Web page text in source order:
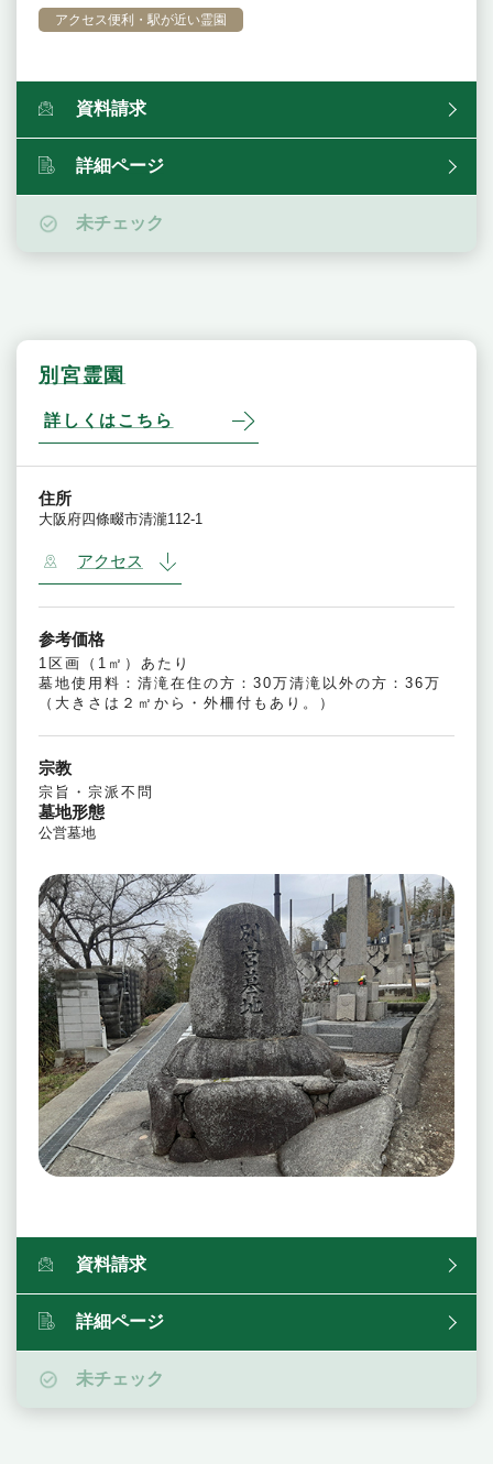
アクセス便利・駅が近い霊園
資料請求
詳細ページ
未チェック
別宮霊園
詳しくはこちら
住所
大阪府四條畷市清瀧112-1
アクセス
参考価格
1区画（1㎡）あたり
墓地使用料：清滝在住の方：30万清滝以外の方：36万
（大きさは２㎡から・外柵付もあり。）
宗教
宗旨・宗派不問
墓地形態
公営墓地
資料請求
詳細ページ
未チェック